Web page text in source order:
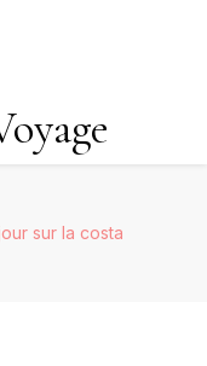
sur la costa